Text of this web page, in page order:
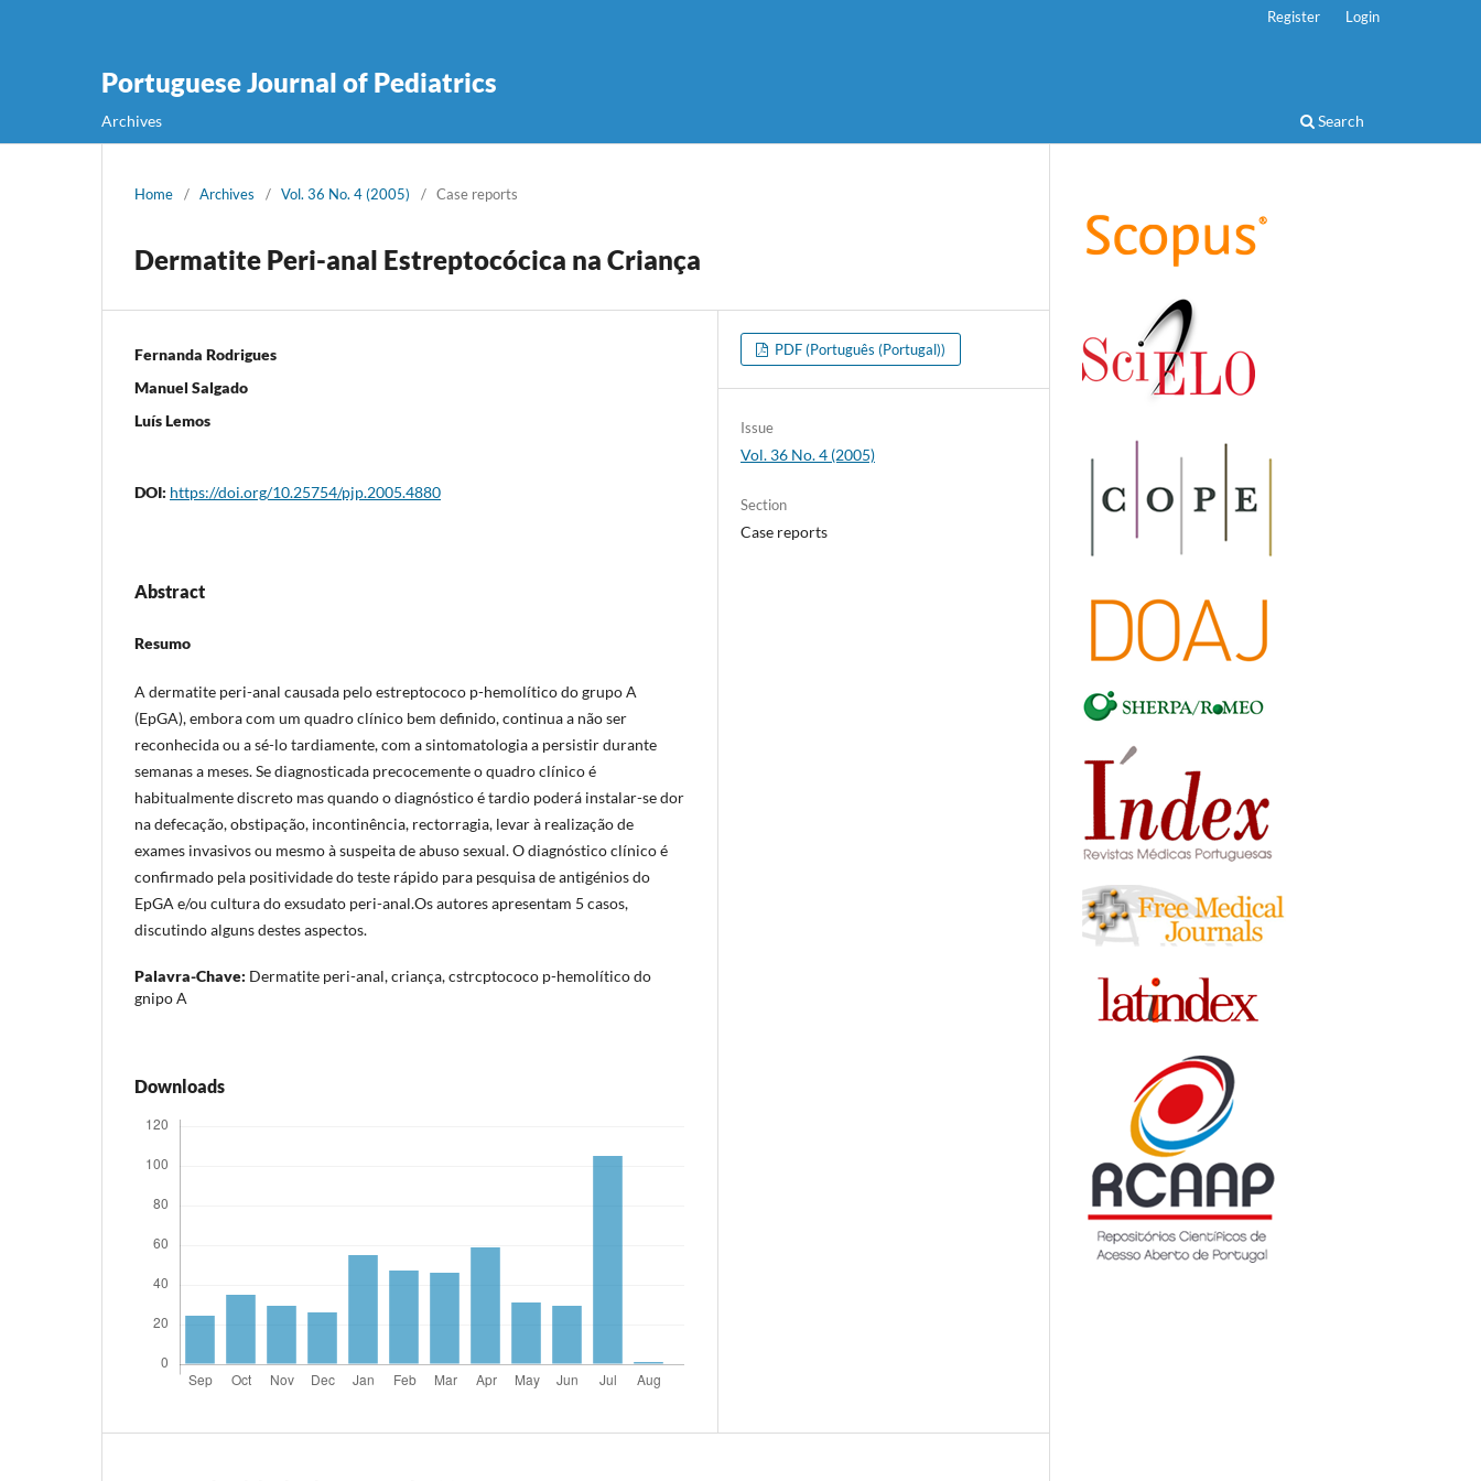
Portuguese Journal of Pediatrics
Archives Search
Register Login
Home / Archives / Vol. 36 No. 4 (2005) / Case reports
Dermatite Peri-anal Estreptocócica na Criança
Fernanda Rodrigues
Manuel Salgado
Luís Lemos
DOI: https://doi.org/10.25754/pjp.2005.4880
Abstract
Resumo
A dermatite peri-anal causada pelo estreptococo p-hemolítico do grupo A
(EpGA), embora com um quadro clínico bem definido, continua a não ser
reconhecida ou a sé-lo tardiamente, com a sintomatologia a persistir durante
semanas a meses. Se diagnosticada precocemente o quadro clínico é
habitualmente discreto mas quando o diagnóstico é tardio poderá instalar-se dor
na defecação, obstipação, incontinência, rectorragia, levar à realização de
exames invasivos ou mesmo à suspeita de abuso sexual. O diagnóstico clínico é
confirmado pela positividade do teste rápido para pesquisa de antigénios do
EpGA e/ou cultura do exsudato peri-anal.Os autores apresentam 5 casos,
discutindo alguns destes aspectos.
Palavra-Chave: Dermatite peri-anal, criança, cstrcptococo p-hemolítico do
gnipo A
Downloads
PDF (Português (Portugal))
Issue
Vol. 36 No. 4 (2005)
Section
Case reports